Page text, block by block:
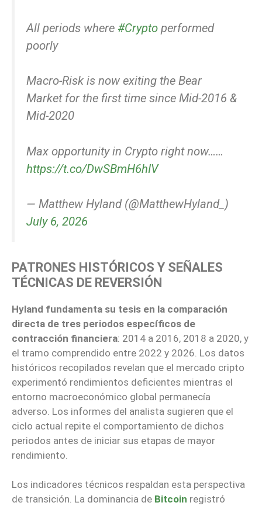
All periods where #Crypto performed
poorly
Macro-Risk is now exiting the Bear
Market for the first time since Mid-2016 &
Mid-2020
Max opportunity in Crypto right now……
https://t.co/DwSBmH6hIV
— Matthew Hyland (@MatthewHyland_)
July 6, 2026
PATRONES HISTÓRICOS Y SEÑALES
TÉCNICAS DE REVERSIÓN
Hyland fundamenta su tesis en la comparación
directa de tres periodos específicos de
contracción financiera: 2014 a 2016, 2018 a 2020, y
el tramo comprendido entre 2022 y 2026. Los datos
históricos recopilados revelan que el mercado cripto
experimentó rendimientos deficientes mientras el
entorno macroeconómico global permanecía
adverso. Los informes del analista sugieren que el
ciclo actual repite el comportamiento de dichos
periodos antes de iniciar sus etapas de mayor
rendimiento.
Los indicadores técnicos respaldan esta perspectiva
de transición. La dominancia de Bitcoin registró